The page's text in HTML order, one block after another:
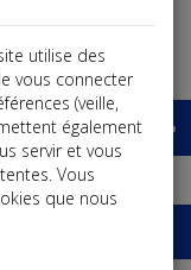
utilise des
vous connecter
(veille,
également
servir et vous
Vous
que nous